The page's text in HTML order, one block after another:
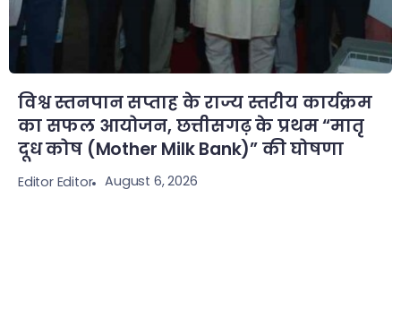
विश्व स्तनपान सप्ताह के राज्य स्तरीय कार्यक्रम
का सफल आयोजन, छत्तीसगढ़ के प्रथम “मातृ
दूध कोष (Mother Milk Bank)” की घोषणा
Editor Editor August 6, 2026